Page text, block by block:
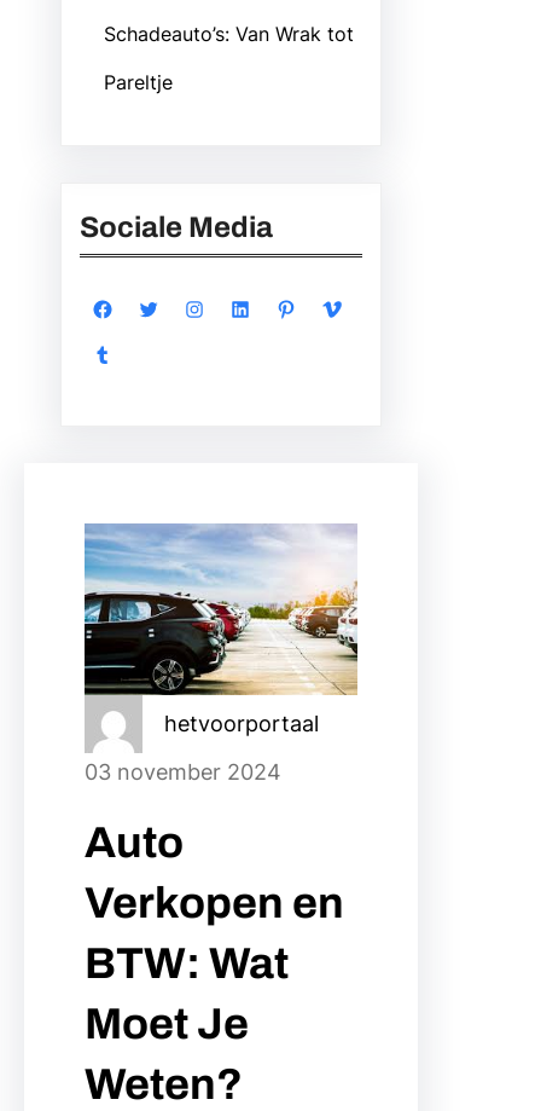
Schadeauto’s: Van Wrak tot
Pareltje
Sociale Media
Facebook Twitter Instagram LinkedIn Pinterest
Vimeo
Tumblr
hetvoorportaal
03 november 2024
Auto
Verkopen en
BTW: Wat
Moet Je
Weten?